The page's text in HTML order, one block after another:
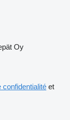
Oy
confidentialité et